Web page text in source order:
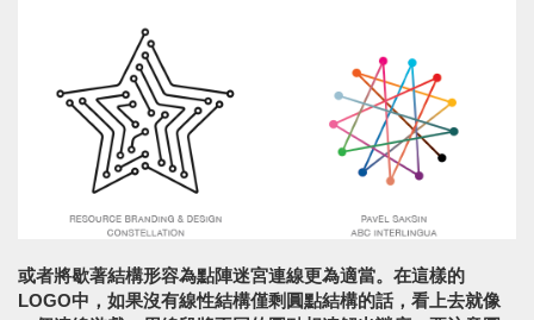
或者將歇著結構形容為點陣迷宮連線更為適當。在這樣的
LOGO中，如果沒有線性結構僅剩圓點結構的話，看上去就像